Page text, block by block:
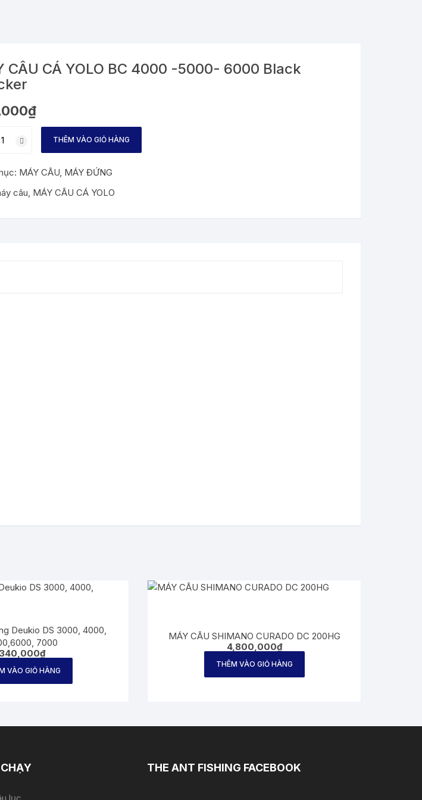
CÂU CÁ YOLO BC 4000 -5000- 6000 Black
₫
THÊM VÀO GIỎ HÀNG
MÁY CÂU, MÁY ĐỨNG
câu, MÁY CÂU CÁ YOLO
Deukio DS 3000, 4000,
7000
340,000₫
VÀO GIỎ HÀNG
MÁY CÂU SHIMANO CURADO DC 200HG
4,800,000₫
THÊM VÀO GIỎ HÀNG
THE ANT FISHING FACEBOOK